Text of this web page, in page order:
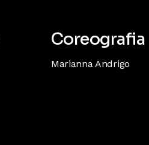
Coreografia
Marianna Andrigo